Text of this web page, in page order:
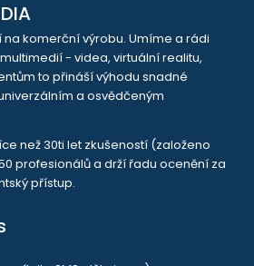
komerční výrobu. Umíme a rádi
- videa, virtuální realitu,
to přináší výhodu snadné
a osvědčeným
než 30ti let zkušeností (založeno
profesionálů a drží řadu ocenění za
přístup.